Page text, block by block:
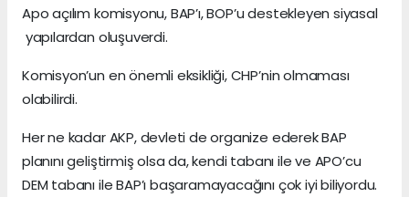
Apo açılım komisyonu, BAP’ı, BOP’u destekleyen siyasal
yapılardan oluşuverdi.
Komisyon’un en önemli eksikliği, CHP’nin olmaması
olabilirdi.
Her ne kadar AKP, devleti de organize ederek BAP
planını geliştirmiş olsa da, kendi tabanı ile ve APO’cu
DEM tabanı ile BAP’ı başaramayacağını çok iyi biliyordu.